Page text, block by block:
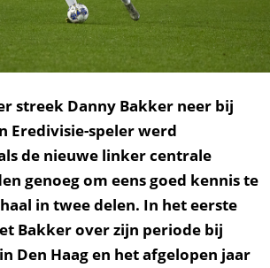
streek Danny Bakker neer bij
Eredivisie-speler werd
de nieuwe linker centrale
genoeg om eens goed kennis te
in twee delen. In het eerste
Bakker over zijn periode bij
Den Haag en het afgelopen jaar